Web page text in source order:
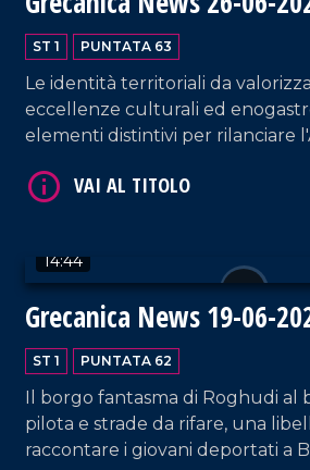
ST 1 PUNTATA 63
Le identità territoriali da
eccellenze culturali ed
elementi distintivi per rilanciare
eccellenze.
14:44
Grecanica News 19-06-
ST 1 PUNTATA 62
Il borgo fantasma di Roghudi al
pilota e strade da rifare, una
raccontare i giovani deportati a
VAI AL TITOLO